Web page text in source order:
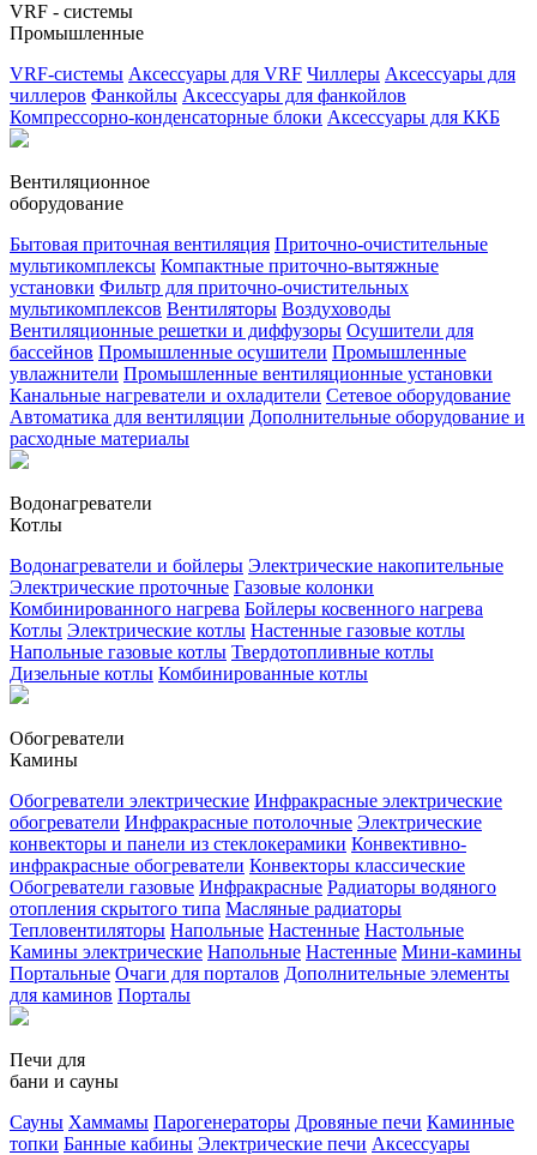
VRF - системы
Промышленные
VRF-системы Аксессуары для VRF Чиллеры Аксессуары для
чиллеров Фанкойлы Аксессуары для фанкойлов
Компрессорно-конденсаторные блоки Аксессуары для ККБ
Вентиляционное
оборудование
Бытовая приточная вентиляция Приточно-очистительные
мультикомплексы Компактные приточно-вытяжные
установки Фильтр для приточно-очистительных
мультикомплексов Вентиляторы Воздуховоды
Вентиляционные решетки и диффузоры Осушители для
бассейнов Промышленные осушители Промышленные
увлажнители Промышленные вентиляционные установки
Канальные нагреватели и охладители Сетевое оборудование
Автоматика для вентиляции Дополнительные оборудование и
расходные материалы
Водонагреватели
Котлы
Водонагреватели и бойлеры Электрические накопительные
Электрические проточные Газовые колонки
Комбинированного нагрева Бойлеры косвенного нагрева
Котлы Электрические котлы Настенные газовые котлы
Напольные газовые котлы Твердотопливные котлы
Дизельные котлы Комбинированные котлы
Обогреватели
Камины
Обогреватели электрические Инфракрасные электрические
обогреватели Инфракрасные потолочные Электрические
конвекторы и панели из стеклокерамики Конвективно-
инфракрасные обогреватели Конвекторы классические
Обогреватели газовые Инфракрасные Радиаторы водяного
отопления скрытого типа Масляные радиаторы
Тепловентиляторы Напольные Настенные Настольные
Камины электрические Напольные Настенные Мини-камины
Портальные Очаги для порталов Дополнительные элементы
для каминов Порталы
Печи для
бани и сауны
Сауны Хаммамы Парогенераторы Дровяные печи Каминные
топки Банные кабины Электрические печи Аксессуары